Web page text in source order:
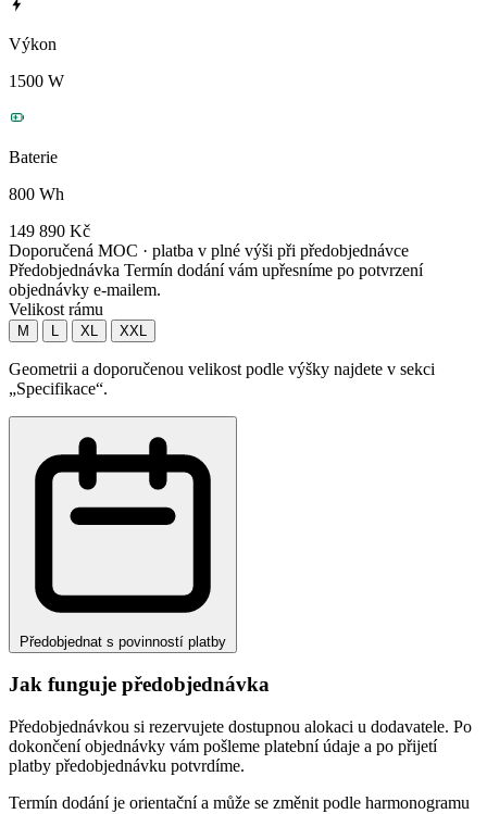
Výkon
1500 W
Baterie
800 Wh
149 890 Kč
Doporučená MOC · platba v plné výši při předobjednávce
Předobjednávka Termín dodání vám upřesníme po potvrzení
objednávky e-mailem.
Velikost rámu
M L XL XXL
Geometrii a doporučenou velikost podle výšky najdete v sekci
„Specifikace“.
Předobjednat s povinností platby
Jak funguje předobjednávka
Předobjednávkou si rezervujete dostupnou alokaci u dodavatele. Po
dokončení objednávky vám pošleme platební údaje a po přijetí
platby předobjednávku potvrdíme.
Termín dodání je orientační a může se změnit podle harmonogramu